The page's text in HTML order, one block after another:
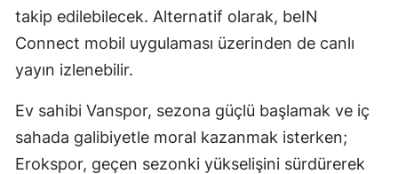
takip edilebilecek. Alternatif olarak, beIN
Connect mobil uygulaması üzerinden de canlı
yayın izlenebilir.
Ev sahibi Vanspor, sezona güçlü başlamak ve iç
sahada galibiyetle moral kazanmak isterken;
Erokspor, geçen sezonki yükselişini sürdürerek